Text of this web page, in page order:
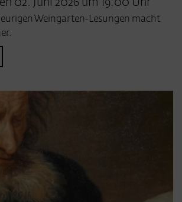
02. Juni 2026 um 19:00 Uhr
Weingarten-Lesungen macht